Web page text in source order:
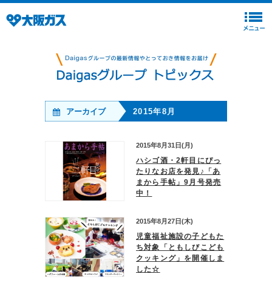
アーカイブ 2015年8月
2015年8月31日(月)
ハシゴ酒・2軒目にぴっ
たりなお店を発見♪「あ
まから手帖」9月号発売
中！
2015年8月27日(木)
児童福祉施設の子どもた
ち対象「ともしびこども
クッキング」を開催しま
した☆